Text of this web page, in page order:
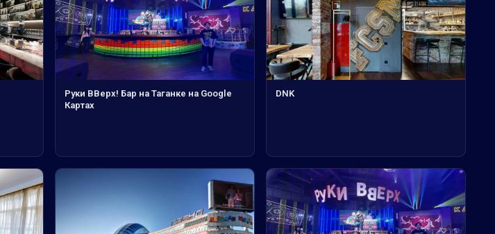
Руки ВВерх! Бар на Таганке на Google
Картах
DNK